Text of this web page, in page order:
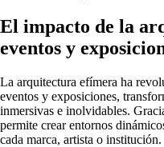
El impacto de la
eventos y
La arquitectura efímera ha
eventos y exposiciones,
inmersivas e inolvidables.
permite crear entornos
cada marca, artista o institución.